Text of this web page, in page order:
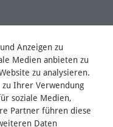
Anzeigen zu
Medien anbieten zu
zu analysieren.
Ihrer Verwendung
soziale Medien,
Partner führen diese
Daten